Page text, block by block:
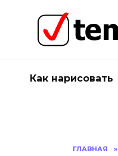
содержанию
Как нарисовать
ГЛАВНАЯ »